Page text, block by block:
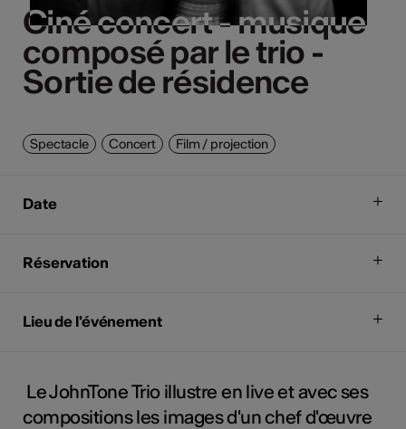
Ciné concert - musique
composé par le trio -
Sortie de résidence
Ciné concert - musique
composé par le trio -
Sortie de résidence
Spectacle Concert Film / projection
Date
Réservation
Lieu de l'événement
Le JohnTone Trio illustre en live et avec ses
compositions les images d'un chef d'œuvre